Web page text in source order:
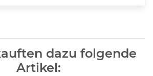
dazu folgende
Artikel: